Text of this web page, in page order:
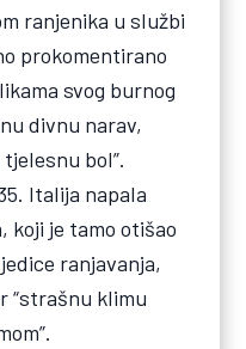
ranjenika u službi
prokomentirano
svog burnog
divnu narav,
bol”.
Italija napala
koji je tamo otišao
ranjavanja,
“strašnu klimu